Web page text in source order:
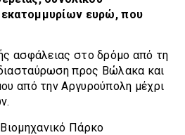
ευρώ, που
ασφάλειας στο δρόμο από τη
προς Βώλακα και
από την Αργυρούπολη μέχρι
Πάρκο